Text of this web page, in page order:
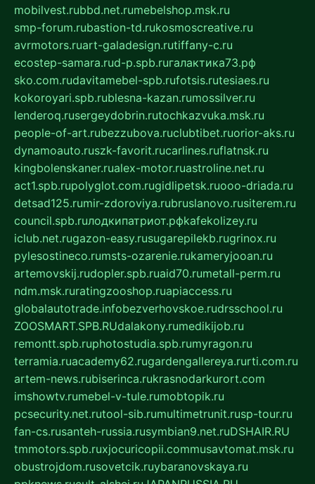
mobilvest.rubbd.net.rumebelshop.msk.ru
smp-forum.rubastion-td.rukosmoscreative.ru
avrmotors.ruart-galadesign.rutiffany-c.ru
ecostep-samara.rud-p.spb.ruгалактика73.рф
sko.com.rudavitamebel-spb.rufotsis.rutesiaes.ru
kokoroyari.spb.rublesna-kazan.rumossilver.ru
lenderoq.rusergeydobrin.rutochkazvuka.msk.ru
people-of-art.rubezzubova.ruclubtibet.ruorior-aks.ru
dynamoauto.ruszk-favorit.rucarlines.ruflatnsk.ru
kingbolenskaner.rualex-motor.ruastroline.net.ru
act1.spb.rupolyglot.com.rugidlipetsk.ruooo-driada.ru
detsad125.rumir-zdoroviya.rubruslanovo.rusiterem.ru
council.spb.ruлодкипатриот.рфkafekolizey.ru
iclub.net.rugazon-easy.rusugarepilekb.rugrinox.ru
pylesostineco.rumsts-ozarenie.rukameryjooan.ru
artemovskij.rudopler.spb.ruaid70.rumetall-perm.ru
ndm.msk.ruratingzooshop.ruapiaccess.ru
globalautotrade.infobezverhovskoe.rudrsschool.ru
ZOOSMART.SPB.RUdalakony.rumedikijob.ru
remontt.spb.ruphotostudia.spb.rumyragon.ru
terramia.ruacademy62.rugardengallereya.rurti.com.ru
artem-news.rubiserinca.rukrasnodarkurort.com
imshowtv.rumebel-v-tule.rumobtopik.ru
pcsecurity.net.rutool-sib.rumultimetrunit.rusp-tour.ru
fan-cs.rusanteh-russia.rusymbian9.net.ruDSHAIR.RU
tmmotors.spb.ruxjocuricopii.commusavtomat.msk.ru
obustrojdom.rusovetcik.ruybaranovskaya.ru